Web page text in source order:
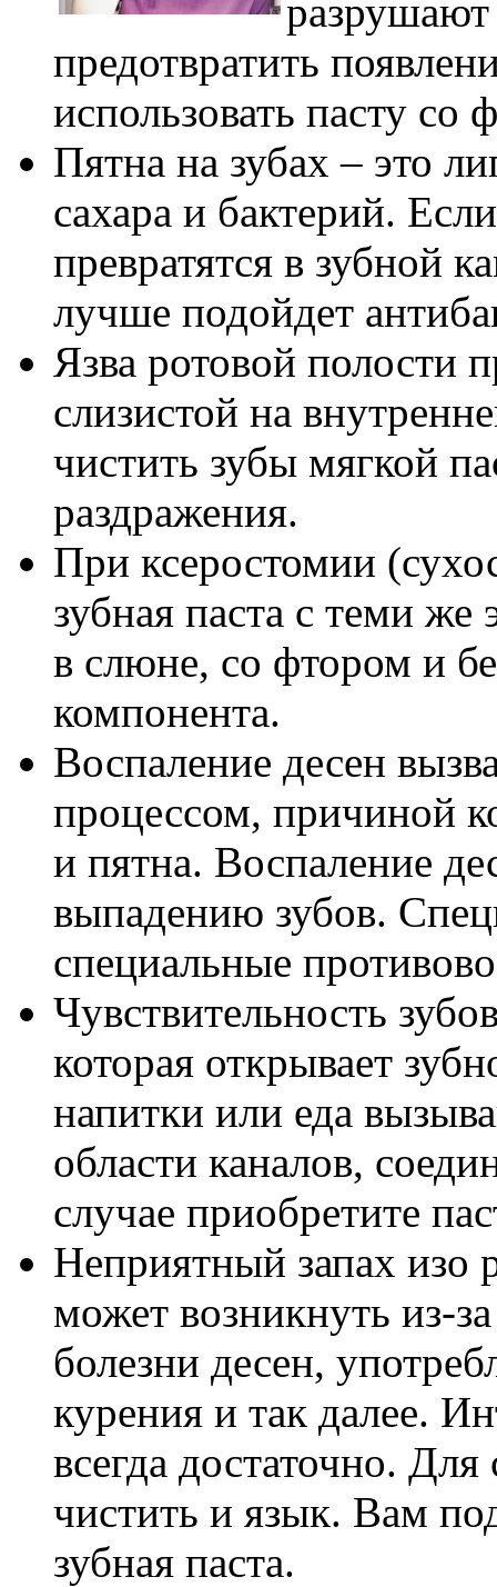
предотвратить
использовать пасту со
Пятна на зубах – это
сахара и бактерий.
превратятся в зубной
лучше подойдет
Язва ротовой полости
слизистой на
чистить зубы мягкой
раздражения.
При ксеростомии
зубная паста с теми
в слюне, со фтором и
компонента.
Воспаление десен
процессом, причиной
и пятна. Воспаление
выпадению зубов.
специальные
Чувствительность
которая открывает
напитки или еда
области каналов,
случае приобретите
Неприятный запах изо
может возникнуть из-
болезни десен,
курения и так далее.
всегда достаточно.
чистить и язык. Вам
зубная паста.